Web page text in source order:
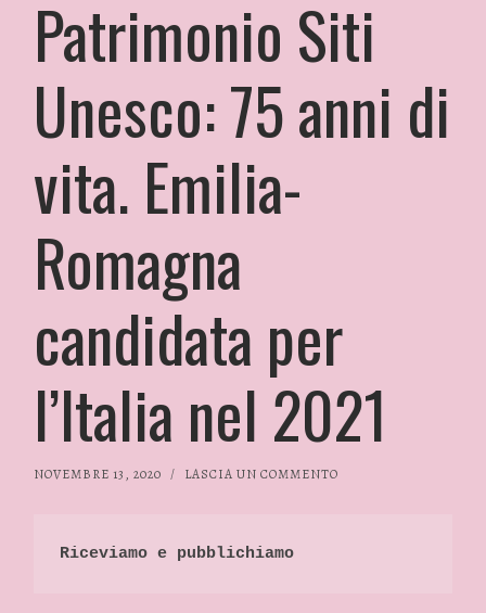
Patrimonio Siti
Unesco: 75 anni di
vita. Emilia-
Romagna
candidata per
l’Italia nel 2021
NOVEMBRE 13, 2020 / LASCIA UN COMMENTO
Riceviamo e pubblichiamo